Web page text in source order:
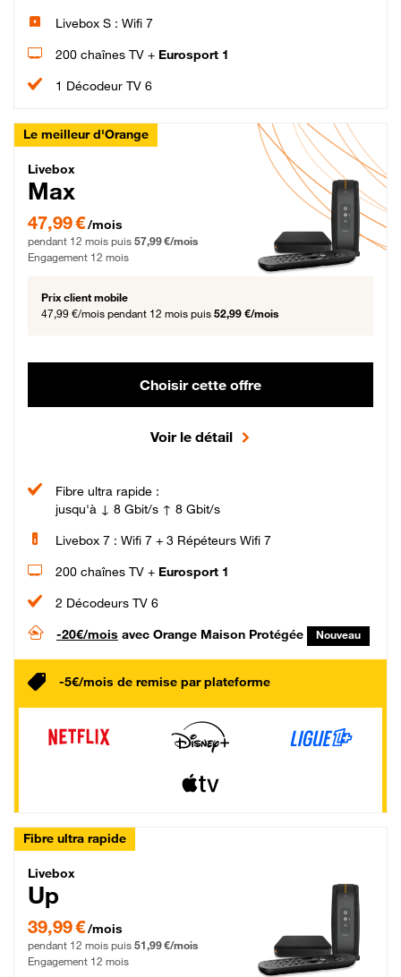
Livebox S : Wifi 7
200 chaînes TV + Eurosport 1
1 Décodeur TV 6
Le meilleur d'Orange
Livebox Max Fibre
Livebox
Max
47,99 € par mois pendant 12 mois puis 57,99 € par mois, Engagement 12 mois
47,99 €/mois
pendant 12 mois puis 57,99 €/mois
Engagement 12 mois
Prix client mobile
47,99 €/mois pendant 12 mois puis 52,99 €/mois
Choisir cette offre
Voir le détail
Fibre ultra rapide :
jusqu'à ↓ 8 Gbit/s ↑ 8 Gbit/s
Livebox 7 : Wifi 7 + 3 Répéteurs Wifi 7
200 chaînes TV + Eurosport 1
2 Décodeurs TV 6
-20€/mois avec Orange Maison Protégée Nouveau
-5€/mois de remise par plateforme
Fibre ultra rapide
Livebox Up Fibre
Livebox
Up
39,99 € par mois pendant 12 mois puis 51,99 € par mois, Engagement 12 mois
39,99 €/mois
pendant 12 mois puis 51,99 €/mois
Engagement 12 mois